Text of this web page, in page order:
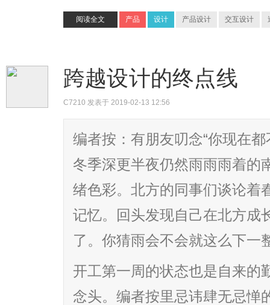
阅读全文 产品 设计 产品设计 交互设计
跨越设计的终点线
C7210 发表于 2019-02-13 12:56
编者按：有朋友叨念“你现在
冬季深更半夜仍然雨雨雨着的
绪色彩。北方的同事们谈论着
记忆。回头发现自己在北方成
了。你猜雨会不会就这么下一
开工第一周的状态也是自来的
念头。编者按里忌讳肆无忌惮